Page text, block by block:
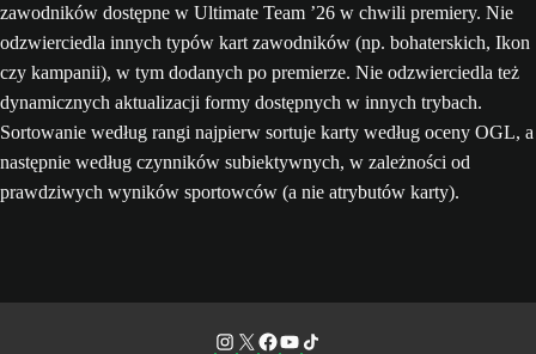
zawodników dostępne w Ultimate Team ’26 w chwili premiery. Nie
odzwierciedla innych typów kart zawodników (np. bohaterskich, Ikon
czy kampanii), w tym dodanych po premierze. Nie odzwierciedla też
dynamicznych aktualizacji formy dostępnych w innych trybach.
Sortowanie według rangi najpierw sortuje karty według oceny OGL, a
następnie według czynników subiektywnych, w zależności od
prawdziwych wyników sportowców (a nie atrybutów karty).